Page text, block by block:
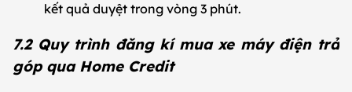
kết quả duyệt trong vòng 3 phút.
7.2 Quy trình đăng kí mua xe máy điện trả
góp qua Home Credit